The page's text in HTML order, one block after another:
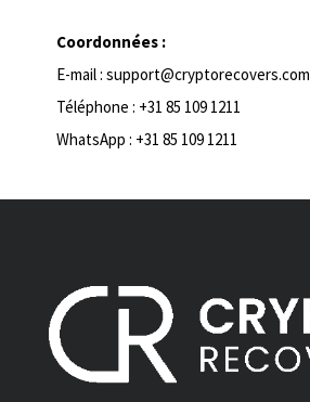
Coordonnées :
E-mail : support@cryptorecovers.com
Téléphone : +31 85 109 1211
WhatsApp : +31 85 109 1211